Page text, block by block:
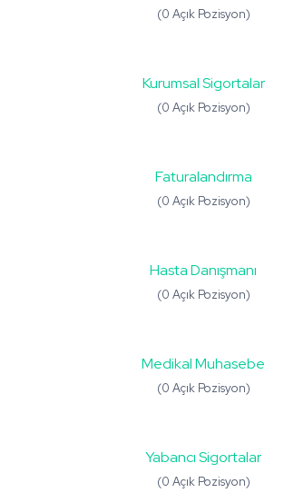
(0 Açık Pozisyon)
Kurumsal Sigortalar
(0 Açık Pozisyon)
Faturalandırma
(0 Açık Pozisyon)
Hasta Danışmanı
(0 Açık Pozisyon)
Medikal Muhasebe
(0 Açık Pozisyon)
Yabancı Sigortalar
(0 Açık Pozisyon)